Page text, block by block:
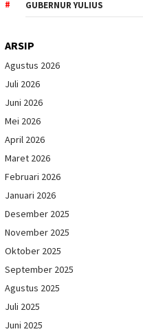
GUBERNUR YULIUS
ARSIP
Agustus 2026
Juli 2026
Juni 2026
Mei 2026
April 2026
Maret 2026
Februari 2026
Januari 2026
Desember 2025
November 2025
Oktober 2025
September 2025
Agustus 2025
Juli 2025
Juni 2025